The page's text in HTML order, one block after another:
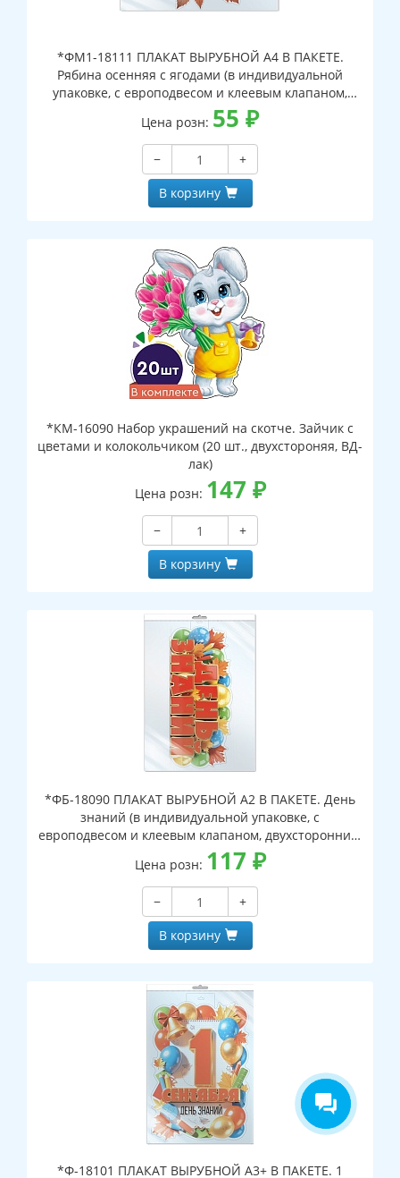
*ФМ1-18111 ПЛАКАТ ВЫРУБНОЙ А4 В ПАКЕТЕ.
Рябина осенняя с ягодами (в индивидуальной
упаковке, с европодвесом и клеевым клапаном,
двухсторонний, ВД-лак)
Цена розн: 55 ₽
−
+
В корзину
*КМ-16090 Набор украшений на скотче. Зайчик с
цветами и колокольчиком (20 шт., двухстороняя, ВД-
лак)
Цена розн: 147 ₽
−
+
В корзину
*ФБ-18090 ПЛАКАТ ВЫРУБНОЙ А2 В ПАКЕТЕ. День
знаний (в индивидуальной упаковке, с
европодвесом и клеевым клапаном, двухсторонний,
ВД-лак)
Цена розн: 117 ₽
−
+
В корзину
*Ф-18101 ПЛАКАТ ВЫРУБНОЙ А3+ В ПАКЕТЕ. 1